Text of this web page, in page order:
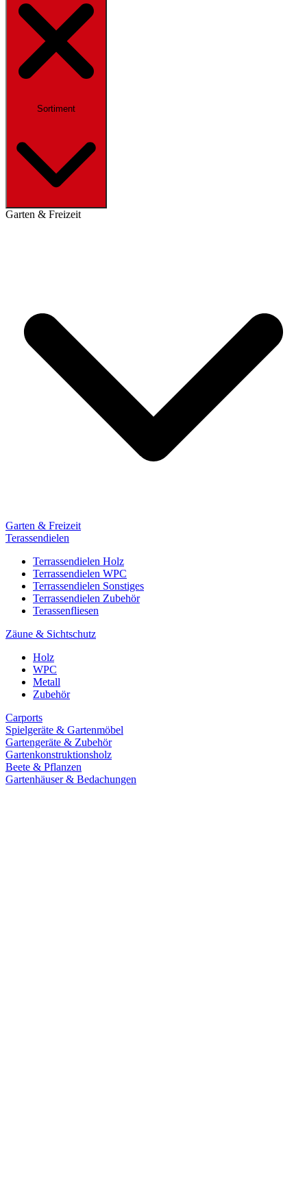
Sortiment
Garten & Freizeit
Garten & Freizeit
Terassendielen
Terrassendielen Holz
Terrassendielen WPC
Terrassendielen Sonstiges
Terrassendielen Zubehör
Terassenfliesen
Zäune & Sichtschutz
Holz
WPC
Metall
Zubehör
Carports
Spielgeräte & Gartenmöbel
Gartengeräte & Zubehör
Gartenkonstruktionsholz
Beete & Pflanzen
Gartenhäuser & Bedachungen